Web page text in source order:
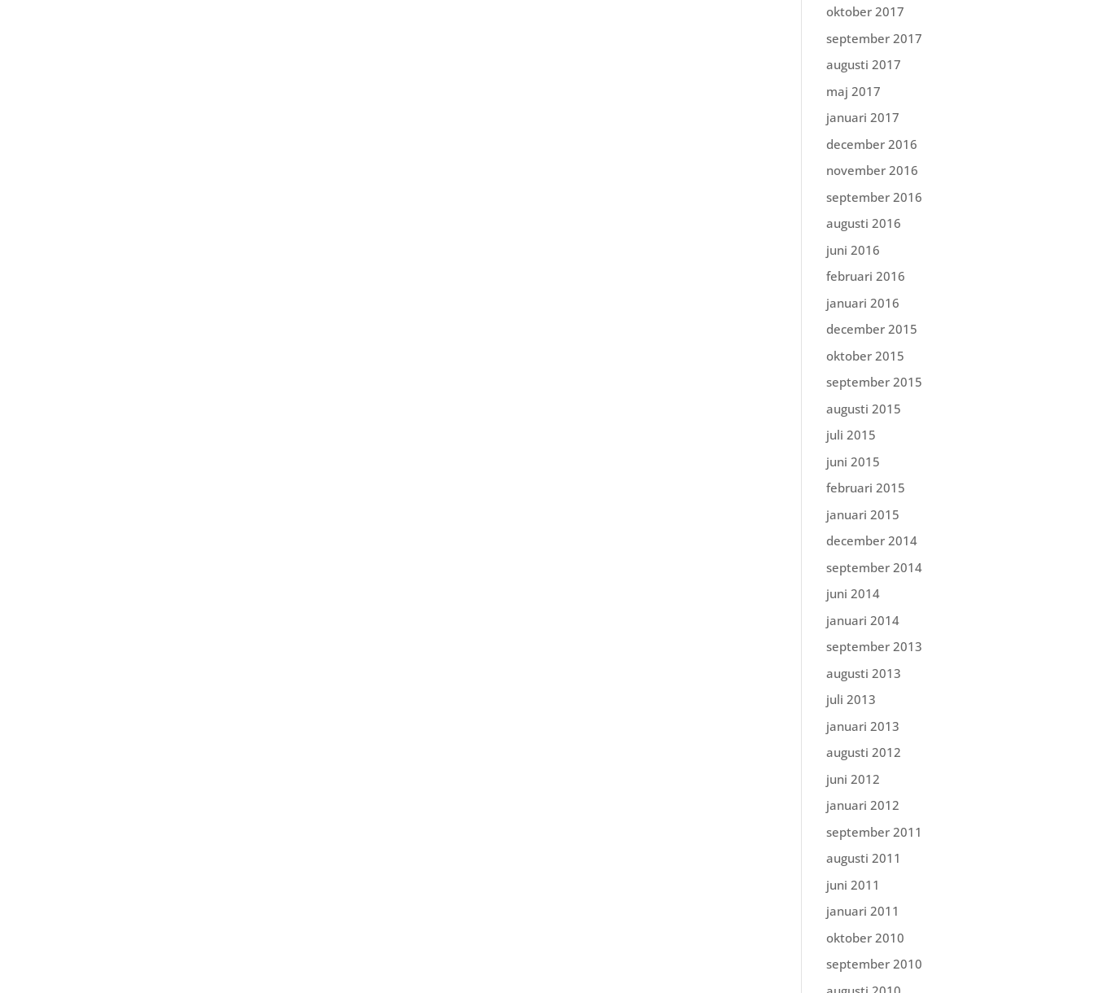
oktober 2017
september 2017
augusti 2017
maj 2017
januari 2017
december 2016
november 2016
september 2016
augusti 2016
juni 2016
februari 2016
januari 2016
december 2015
oktober 2015
september 2015
augusti 2015
juli 2015
juni 2015
februari 2015
januari 2015
december 2014
september 2014
juni 2014
januari 2014
september 2013
augusti 2013
juli 2013
januari 2013
augusti 2012
juni 2012
januari 2012
september 2011
augusti 2011
juni 2011
januari 2011
oktober 2010
september 2010